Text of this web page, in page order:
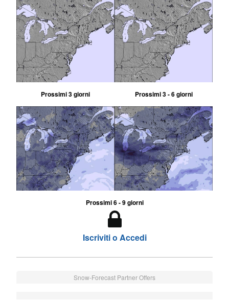
Prossimi 3 giorni Prossimi 3 - 6 giorni
Prossimi 6 - 9 giorni
Iscriviti o Accedi
Snow-Forecast Partner Offers